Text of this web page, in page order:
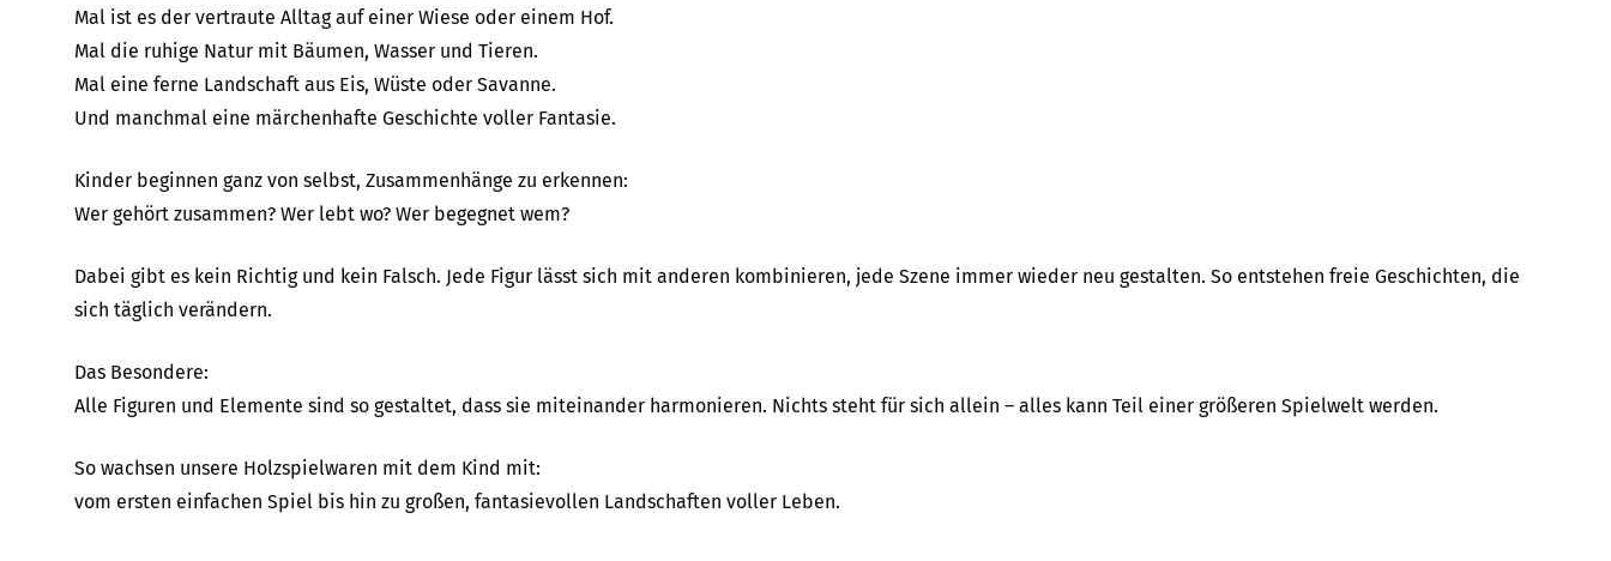
Mal ist es der vertraute Alltag auf einer Wiese oder einem Hof.
Mal die ruhige Natur mit Bäumen, Wasser und Tieren.
Mal eine ferne Landschaft aus Eis, Wüste oder Savanne.
Und manchmal eine märchenhafte Geschichte voller Fantasie.
Kinder beginnen ganz von selbst, Zusammenhänge zu erkennen:
Wer gehört zusammen? Wer lebt wo? Wer begegnet wem?
Dabei gibt es kein Richtig und kein Falsch. Jede Figur lässt sich mit anderen kombinieren, jede Szene immer wieder neu gestalten. So entstehen freie Geschichten, die
sich täglich verändern.
Das Besondere:
Alle Figuren und Elemente sind so gestaltet, dass sie miteinander harmonieren. Nichts steht für sich allein – alles kann Teil einer größeren Spielwelt werden.
So wachsen unsere Holzspielwaren mit dem Kind mit:
vom ersten einfachen Spiel bis hin zu großen, fantasievollen Landschaften voller Leben.